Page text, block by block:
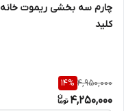
چارم سه بخشی ریموت خانه
کلید
4,950,000
14%
4,250,000